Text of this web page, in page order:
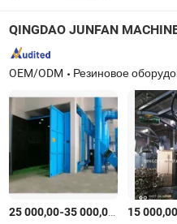
QINGDAO JUNFAN
OEM/ODM Резиновое оборудование, машина для смешивания резины, оборудование для переработки изношенных шин,
25 000,00-35 000,00 $ /15 000,00